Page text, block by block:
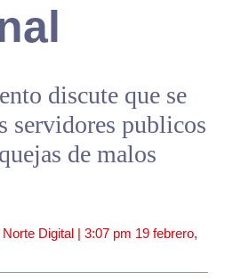
discute que se
servidores publicos
de malos
Digital | 3:07 pm 19 febrero,